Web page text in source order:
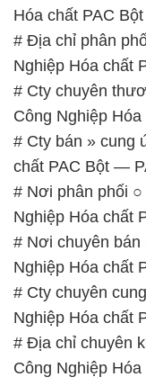
Hóa chất PAC
# Địa chỉ phân
Nghiệp Hóa chất
# Cty chuyên
Công Nghiệp
# Cty bán » cung
chất PAC Bột —
# Nơi phân phối
Nghiệp Hóa chất
# Nơi chuyên bán
Nghiệp Hóa chất
# Cty chuyên
Nghiệp Hóa chất
# Địa chỉ chuyên
Công Nghiệp